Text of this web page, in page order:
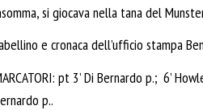
si giocava nella tana del
e cronaca dell’ufficio stampa
pt 3’ Di Bernardo p.; 6’
p..